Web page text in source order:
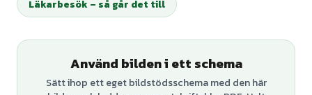
Läkarbesök – så går det till
Använd bilden i ett schema
Sätt ihop ett eget bildstödsschema med den här